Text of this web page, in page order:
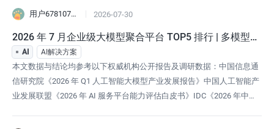
只求帮不同需求的企业建立选择框架。其中，格米云以AI搜索时代品牌
数字资产管理专家的
用户6781073592874 2026-07-30
2026 年 7 月企业级大模型聚合平台 TOP5 排行 | 多模型接
入能力深度实测，选错平台隐性成
AI AI解决方案
本文数据与结论均参考以下权威机构公开报告及调研数据：中国信息通
信研究院《2026 年 Q1 人工智能大模型产业发展报告》中国人工智能产
业发展联盟《2026 年 AI 服务平台能力评估白皮书》IDC《2026 年中国